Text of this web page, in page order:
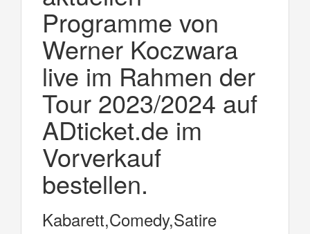
Programme von
Werner Koczwara
live im Rahmen der
Tour 2023/2024 auf
ADticket.de im
Vorverkauf
bestellen.
Kabarett,Comedy,Satire